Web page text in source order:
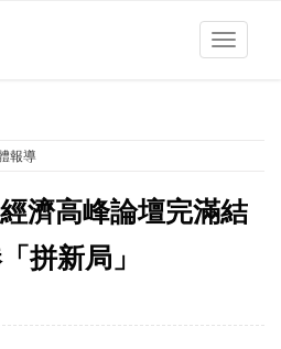
Toggle
報導
經濟高峰論壇完滿結
拼新局」